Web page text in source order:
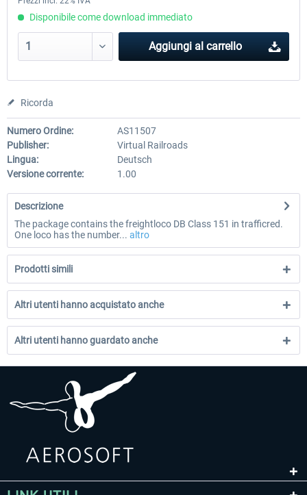
Disponibile come download immediato
Aggiungi al carrello
Ricorda
Numero Ordine:
AS11507
Publisher:
Virtual Railroads
Lingua:
Deutsch
Versione corrente:
1.00
Descrizione
The package contains the freightloco DB Class 151 in trafficred.
One loco has the number... altro
Prodotti simili
Altri utenti hanno acquistato anche
Altri utenti hanno guardato anche